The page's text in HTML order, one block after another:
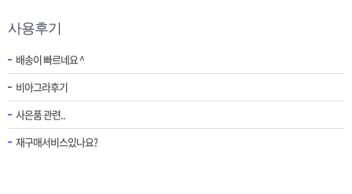
사용후기
배송이 빠르네요 ^
비아그라후기
사은품 관련..
재구매서비스있나요?